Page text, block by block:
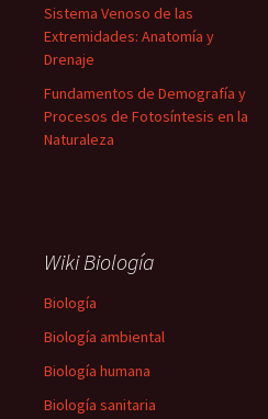
Sistema Venoso de las
Extremidades: Anatomía y
Drenaje
Fundamentos de Demografía y
Procesos de Fotosíntesis en la
Naturaleza
Wiki Biología
Biología
Biología ambiental
Biología humana
Biología sanitaria